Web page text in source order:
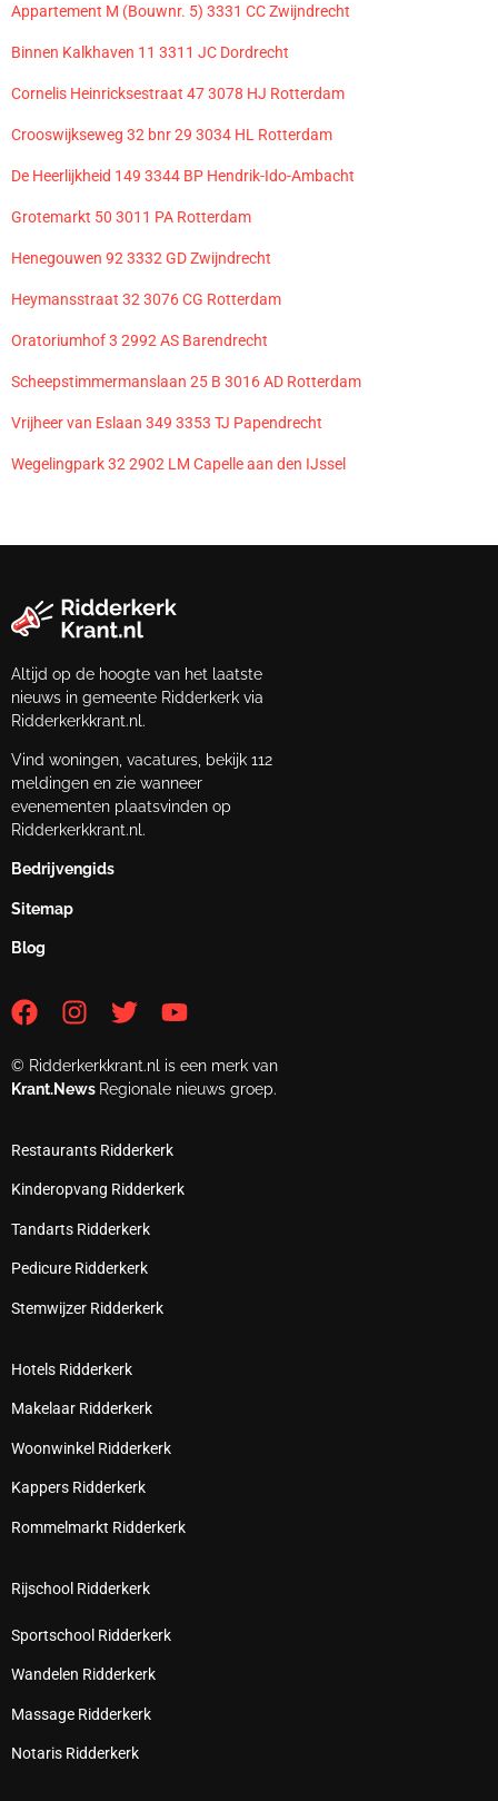
Appartement M (Bouwnr. 5) 3331 CC Zwijndrecht
Binnen Kalkhaven 11 3311 JC Dordrecht
Cornelis Heinricksestraat 47 3078 HJ Rotterdam
Crooswijkseweg 32 bnr 29 3034 HL Rotterdam
De Heerlijkheid 149 3344 BP Hendrik-Ido-Ambacht
Grotemarkt 50 3011 PA Rotterdam
Henegouwen 92 3332 GD Zwijndrecht
Heymansstraat 32 3076 CG Rotterdam
Oratoriumhof 3 2992 AS Barendrecht
Scheepstimmermanslaan 25 B 3016 AD Rotterdam
Vrijheer van Eslaan 349 3353 TJ Papendrecht
Wegelingpark 32 2902 LM Capelle aan den IJssel
Altijd op de hoogte van het laatste
nieuws in gemeente Ridderkerk via
Ridderkerkkrant.nl.
Vind woningen, vacatures, bekijk 112
meldingen en zie wanneer
evenementen plaatsvinden op
Ridderkerkkrant.nl.
Bedrijvengids
Sitemap
Blog
© Ridderkerkkrant.nl is een merk van
Krant.News Regionale nieuws groep.
Restaurants Ridderkerk
Kinderopvang Ridderkerk
Tandarts Ridderkerk
Pedicure Ridderkerk
Stemwijzer Ridderkerk
Hotels Ridderkerk
Makelaar Ridderkerk
Woonwinkel Ridderkerk
Kappers Ridderkerk
Rommelmarkt Ridderkerk
Rijschool Ridderkerk
Sportschool Ridderkerk
Wandelen Ridderkerk
Massage Ridderkerk
Notaris Ridderkerk